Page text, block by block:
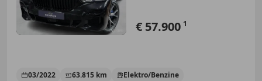
€ 57.900 1
03/2022 63.815 km
Elektro/Benzine